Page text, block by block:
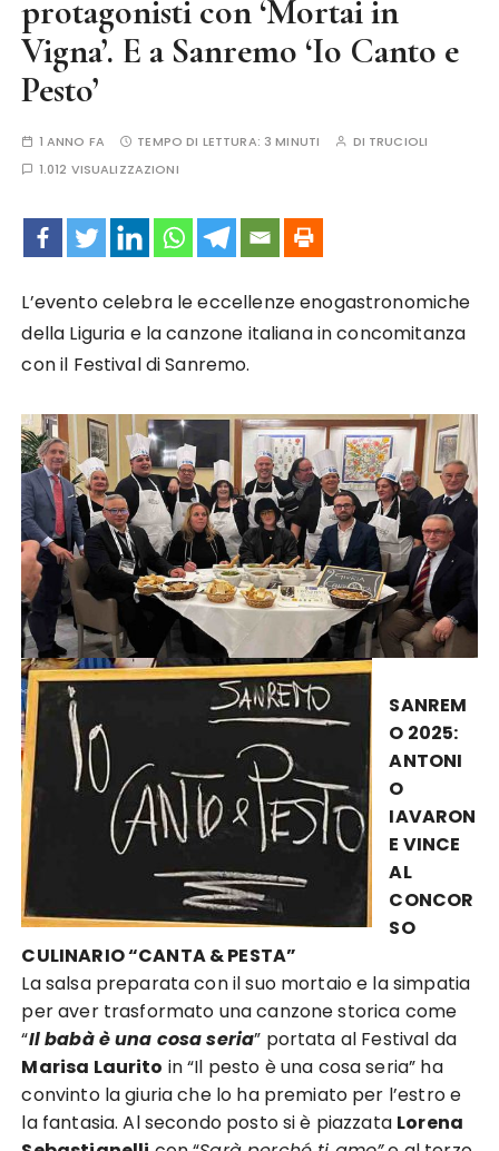
protagonisti con ‘Mortai in
Vigna’. E a Sanremo ‘Io Canto e
Pesto’
1 ANNO FA TEMPO DI LETTURA: 3 MINUTI DI TRUCIOLI
1.012 VISUALIZZAZIONI
L’evento celebra le eccellenze enogastronomiche
della Liguria e la canzone italiana in concomitanza
con il Festival di Sanremo.
SANREM
O 2025:
ANTONI
O
IAVARON
E VINCE
AL
CONCOR
SO
CULINARIO “CANTA & PESTA”
La salsa preparata con il suo mortaio e la simpatia
per aver trasformato una canzone storica come
“Il babà è una cosa seria” portata al Festival da
Marisa Laurito in “Il pesto è una cosa seria” ha
convinto la giuria che lo ha premiato per l’estro e
la fantasia. Al secondo posto si è piazzata Lorena